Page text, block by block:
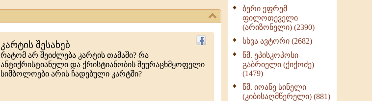
კარტის შესახებ
რატომ არ შეიძლება კარტის თამაში? რა
ანტიქრისტიანული და ქრისტიანობის შეურაცხმყოფელი
სიმბოლოები არის ჩადებული კარტში?
ქადაგებანი გაბრიელ
ეპისკოპოსისა - II ტომი
(370)
სულიერი ცხოვრების
სახელმძღვანელო -
ნაწილი II (369)
ღმერთი და ადამიანები
(287)
ბერის დიადემა (278)
ბერი ეფრემ
ფილოთეველი
(არიზონელი) (2390)
სხვა ავტორი (2682)
წმ. ეპისკოპოსი
გაბრიელი (ქიქოძე)
(1479)
წმ. იოანე სინელი
(კიბისაღმწერელი) (881)